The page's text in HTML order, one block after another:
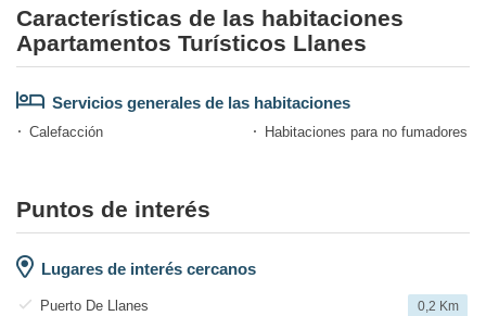
Características de las habitaciones
Apartamentos Turísticos Llanes
Servicios generales de las habitaciones
Calefacción Habitaciones para no fumadores
Puntos de interés
Lugares de interés cercanos
Puerto De Llanes 0,2 Km